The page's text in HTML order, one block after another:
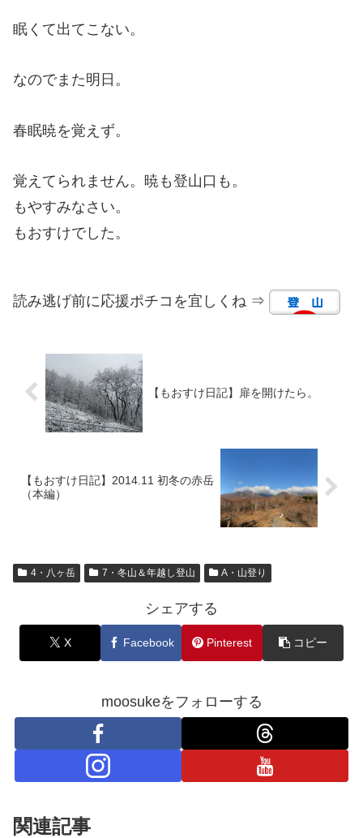
眠くて出てこない。
なのでまた明日。
春眠暁を覚えず。
覚えてられません。暁も登山口も。
もやすみなさい。
もおすけでした。
読み逃げ前に応援ポチコを宜しくね ⇒
【もおすけ日記】扉を開けたら。
【もおすけ日記】2014.11 初冬の赤岳
（本編）
4・八ヶ岳 7・冬山＆年越し登山 A・山登り
シェアする
X Facebook Pinterest コピー
moosukeをフォローする
関連記事